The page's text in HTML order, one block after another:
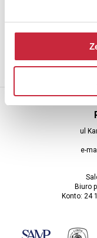
ul
e-
Biuro
Konto: 24